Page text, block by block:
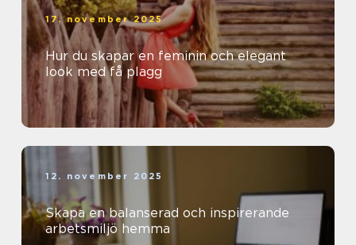
17. november 2025
Hur du skapar en feminin och elegant
look med få plagg
12. november 2025
Skapa en balanserad och inspirerande
arbetsmiljö hemma